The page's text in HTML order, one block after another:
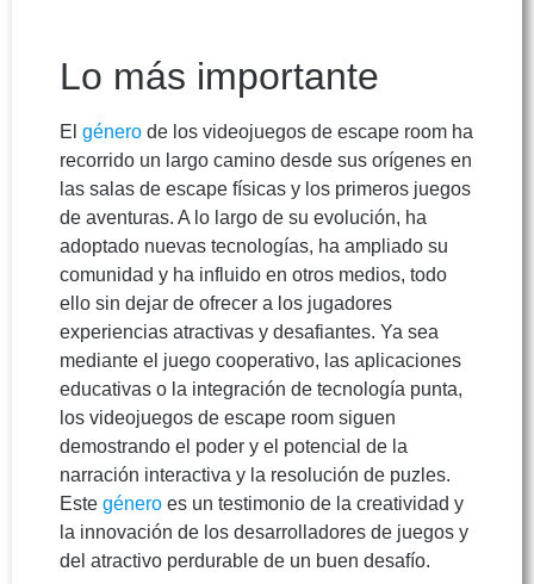
Lo más importante
El género de los videojuegos de escape room ha
recorrido un largo camino desde sus orígenes en
las salas de escape físicas y los primeros juegos
de aventuras. A lo largo de su evolución, ha
adoptado nuevas tecnologías, ha ampliado su
comunidad y ha influido en otros medios, todo
ello sin dejar de ofrecer a los jugadores
experiencias atractivas y desafiantes. Ya sea
mediante el juego cooperativo, las aplicaciones
educativas o la integración de tecnología punta,
los videojuegos de escape room siguen
demostrando el poder y el potencial de la
narración interactiva y la resolución de puzles.
Este género es un testimonio de la creatividad y
la innovación de los desarrolladores de juegos y
del atractivo perdurable de un buen desafío.